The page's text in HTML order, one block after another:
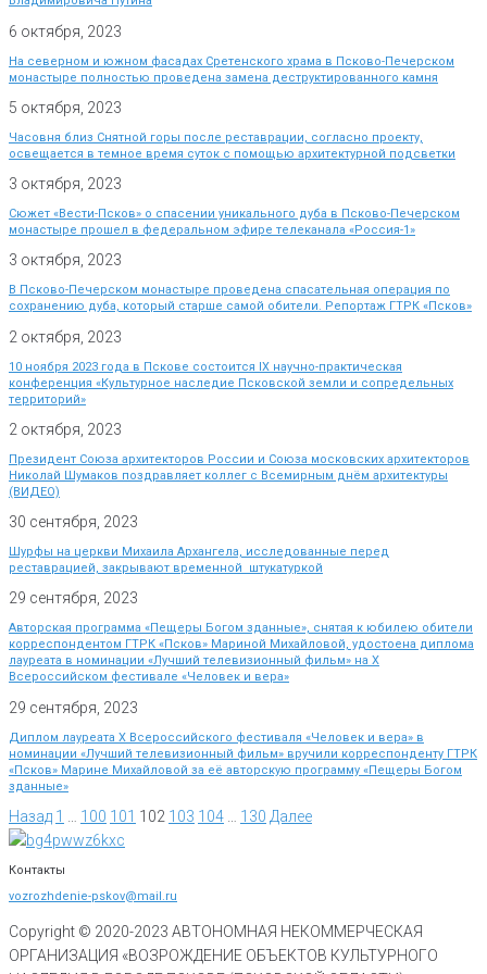
6 октября, 2023
На северном и южном фасадах Сретенского храма в Псково-Печерском
монастыре полностью проведена замена деструктированного камня
5 октября, 2023
Часовня близ Снятной горы после реставрации, согласно проекту,
освещается в темное время суток с помощью архитектурной подсветки
3 октября, 2023
Сюжет «Вести-Псков» о спасении уникального дуба в Псково-Печерском
монастыре прошел в федеральном эфире телеканала «Россия-1»
3 октября, 2023
В Псково-Печерском монастыре проведена спасательная операция по
сохранению дуба, который старше самой обители. Репортаж ГТРК «Псков»
2 октября, 2023
10 ноября 2023 года в Пскове состоится IX научно-практическая
конференция «Культурное наследие Псковской земли и сопредельных
территорий»
2 октября, 2023
Президент Союза архитекторов России и Союза московских архитекторов
Николай Шумаков поздравляет коллег с Всемирным днём архитектуры
(ВИДЕО)
30 сентября, 2023
Шурфы на церкви Михаила Архангела, исследованные перед
реставрацией, закрывают временной штукатуркой
29 сентября, 2023
Авторская программа «Пещеры Богом зданные», снятая к юбилею обители
корреспондентом ГТРК «Псков» Мариной Михайловой, удостоена диплома
лауреата в номинации «Лучший телевизионный фильм» на Х
Всероссийском фестивале «Человек и вера»
29 сентября, 2023
Диплом лауреата X Всероссийского фестиваля «Человек и вера» в
номинации «Лучший телевизионный фильм» вручили корреспонденту ГТРК
«Псков» Марине Михайловой за её авторскую программу «Пещеры Богом
зданные»
Назад 1 100 101 102 103 104 130 Далее
Контакты
vozrozhdenie-pskov@mail.ru
Copyright © 2020-2023 АВТОНОМНАЯ НЕКОММЕРЧЕСКАЯ
ОРГАНИЗАЦИЯ «ВОЗРОЖДЕНИЕ ОБЪЕКТОВ КУЛЬТУРНОГО